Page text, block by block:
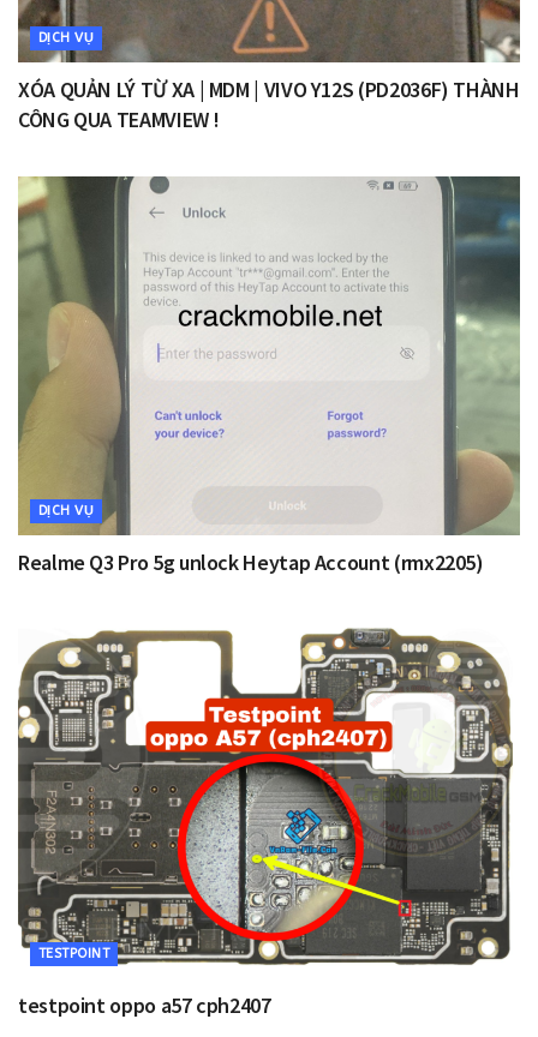
DỊCH VỤ
XÓA QUẢN LÝ TỪ XA | MDM | VIVO Y12S (PD2036F) THÀNH
CÔNG QUA TEAMVIEW !
DỊCH VỤ
Realme Q3 Pro 5g unlock Heytap Account (rmx2205)
TESTPOINT
testpoint oppo a57 cph2407